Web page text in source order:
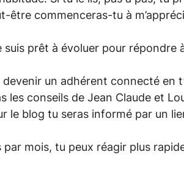
être commenceras-tu à
prêt à évoluer pour répondre
un adhérent connecté en
les conseils de Jean Claude et
le blog tu seras informé par un
par mois, tu peux réagir plus